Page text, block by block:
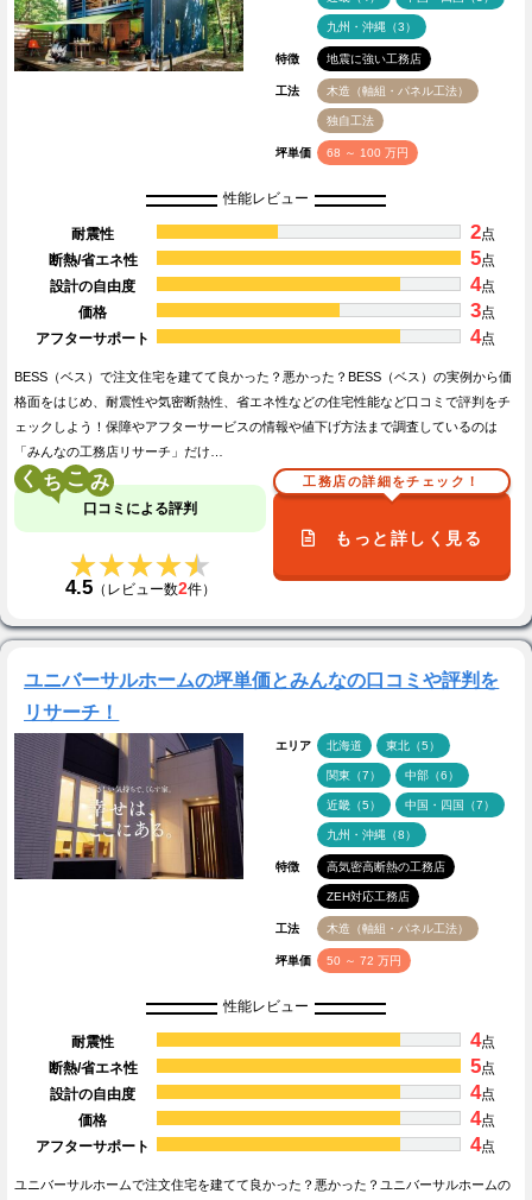
九州・沖縄（3）
特徴 地震に強い工務店
工法 木造（軸組・パネル工法）
独自工法
坪単価 68 ～ 100 万円
性能レビュー
耐震性 2点
断熱/省エネ性
5点
設計の自由度
4点
価格
3点
アフターサポート
4点
BESS（ベス）で注文住宅を建てて良かった？悪かった？BESS（ベス）の実例から価
格面をはじめ、耐震性や気密断熱性、省エネ性などの住宅性能など口コミで評判をチ
ェックしよう！保障やアフターサービスの情報や値下げ方法まで調査しているのは
「みんなの工務店リサーチ」だけ…
く こ
口コミによる評判
★★★★★
★★★★★
4.5（レビュー数2件）
工務店の詳細をチェック！
もっと詳しく見る
ユニバーサルホームの坪単価とみんなの口コミや評判を
リサーチ！
エリア 北海道 東北（5）
関東（7） 中部（6）
近畿（5） 中国・四国（7）
九州・沖縄（8）
特徴 高気密高断熱の工務店
ZEH対応工務店
工法 木造（軸組・パネル工法）
坪単価 50 ～ 72 万円
性能レビュー
耐震性 4点
断熱/省エネ性
5点
設計の自由度
4点
価格
4点
アフターサポート
4点
ユニバーサルホームで注文住宅を建てて良かった？悪かった？ユニバーサルホームの